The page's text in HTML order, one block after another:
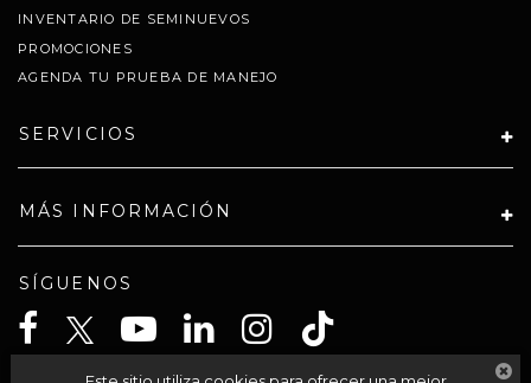
INVENTARIO DE SEMINUEVOS
PROMOCIONES
AGENDA TU PRUEBA DE MANEJO
SERVICIOS
MÁS INFORMACIÓN
SÍGUENOS